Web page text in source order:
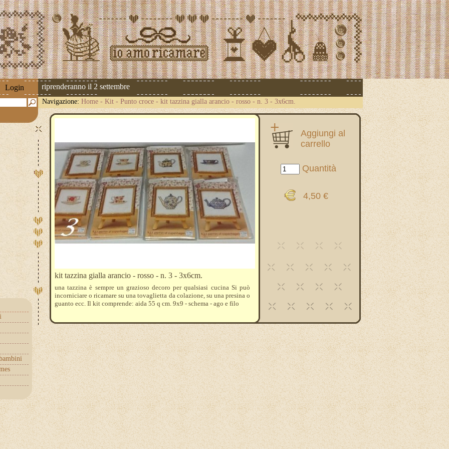
Login riprenderanno il 2 settembre
Navigazione: Home - Kit - Punto croce - kit tazzina gialla arancio - rosso - n. 3 - 3x6cm.
Aggiungi al
carrello
Quantità
4,50 €
kit tazzina gialla arancio - rosso - n. 3 - 3x6cm.
una tazzina è sempre un grazioso decoro per qualsiasi cucina Si può
incorniciare o ricamare su una tovaglietta da colazione, su una presina o
guanto ecc. Il kit comprende: aida 55 q cm. 9x9 - schema - ago e filo